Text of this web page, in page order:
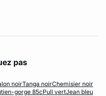
pas
noirTanga noirChemisier noir
gorge 85cPull vertJean bleu